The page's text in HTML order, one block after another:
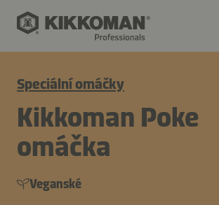
Speciální omáčky
Kikkoman Poke
omáčka
Veganské